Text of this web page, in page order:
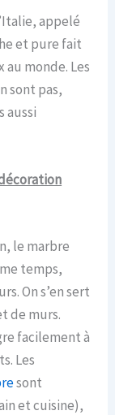
appelé
et pure fait
monde. Les
sont pas,
aussi
le marbre
temps,
On s’en sert
de murs.
facilement à
Les
sont
et cuisine),